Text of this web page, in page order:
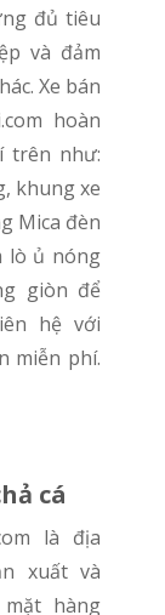
đủ tiêu
và đảm
Xe bán
hoàn
trên như:
khung xe
Mica đèn
lò ủ nóng
giòn để
hệ với
miễn phí.
cá
xuất và
hàng